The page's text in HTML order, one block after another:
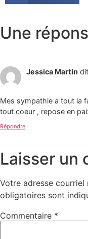
Une
Jessica Martin
Mes sympathie a tout la
tout coeur , repose en
Répondre
Laisser un
Votre adresse courriel
obligatoires sont
Commentaire *